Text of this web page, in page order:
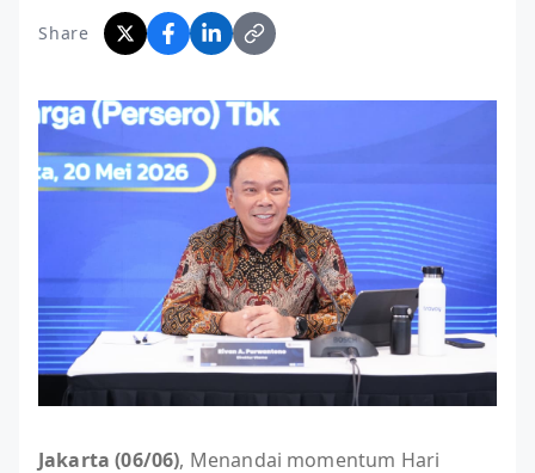
Share
Jakarta (06/06), Menandai momentum Hari